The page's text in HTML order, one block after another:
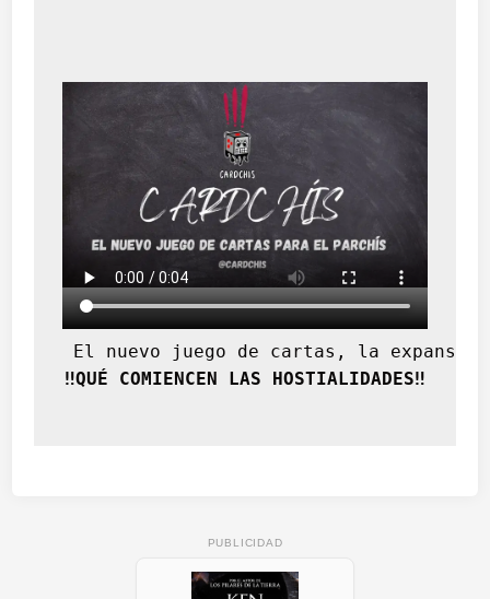
El nuevo juego de cartas, la
‼️QUÉ COMIENCEN LAS HOSTIALIDADES‼️
PUBLICIDAD